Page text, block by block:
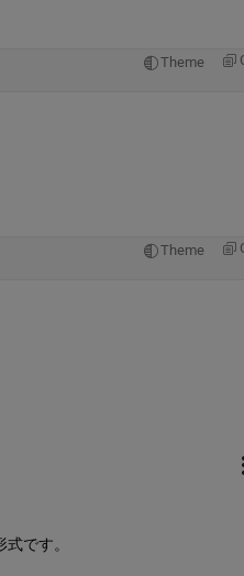
Theme
Theme
です。